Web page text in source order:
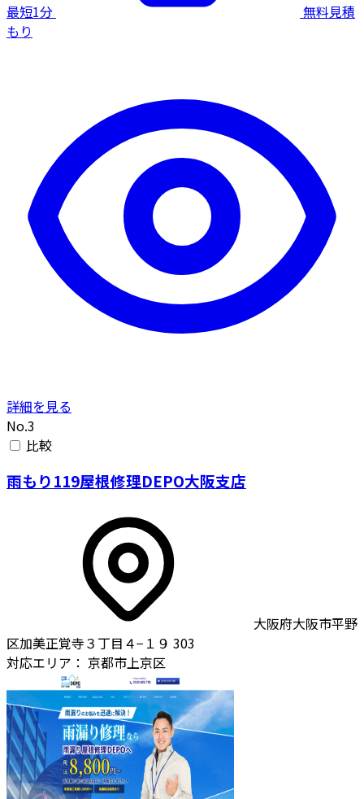
最短1分
無料見積
もり
詳細を見る
No.3
比較
雨もり119屋根修理DEPO大阪支店
大阪府大阪市平野
区加美正覚寺３丁目４−１９ 303
対応エリア： 京都市上京区